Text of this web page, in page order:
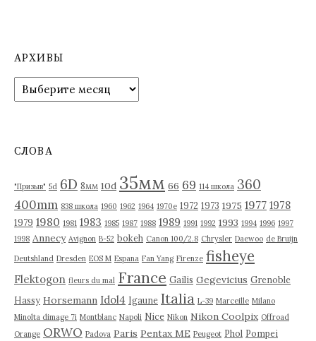
АРХИВЫ
р
в
СЛОВА
"Призыв" 5d 6D 8мм 10d 35мм 66 69 114 школа 360
400mm 838 школа 1960 1962 1964 1970е 1972 1973 1975 1977 1978
1979 1980 1981 1983 1985 1987 1988 1989 1991 1992 1993 1994 1996 1997
1998 Annecy Avignon B-52 bokeh Canon 100/2.8 Chrysler Daewoo de Bruijn
Deutshland Dresden EOS M Espana Fan Yang Firenze fisheye
Flektogon fleurs du mal France Gailis Gegevicius Grenoble
Hassy Horsemann Idol4 Igaune Italia L-39 Marceille Milano
Minolta dimage 7i Montblanc Napoli Nice Nikon Nikon Coolpix Offroad
Orange ORWO Padova Paris Pentax ME Peugeot Phol Pompei